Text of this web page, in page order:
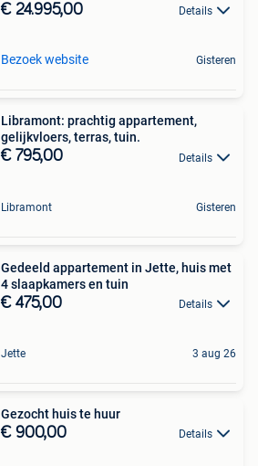
€ 24.995,00 Details
Bezoek website Gisteren
Libramont: prachtig appartement,
gelijkvloers, terras, tuin.
€ 795,00 Details
Libramont Gisteren
Gedeeld appartement in Jette, huis met
4 slaapkamers en tuin
€ 475,00 Details
Jette 3 aug 26
Gezocht huis te huur
€ 900,00 Details